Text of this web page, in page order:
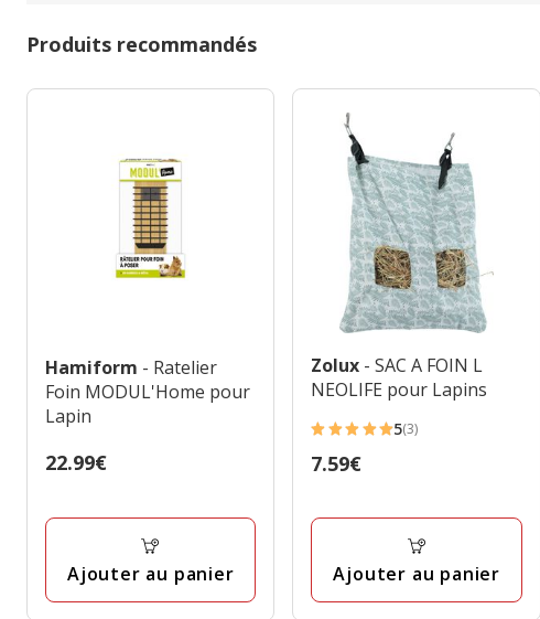
Produits recommandés
Hamiform - Ratelier
Foin MODUL'Home pour
Lapin
Prix
22.99€
Ajouter au panier
Zolux - SAC A FOIN L
NEOLIFE pour Lapins
5
étoiles
3
5(3)
Prix
7.59€
Ajouter au panier